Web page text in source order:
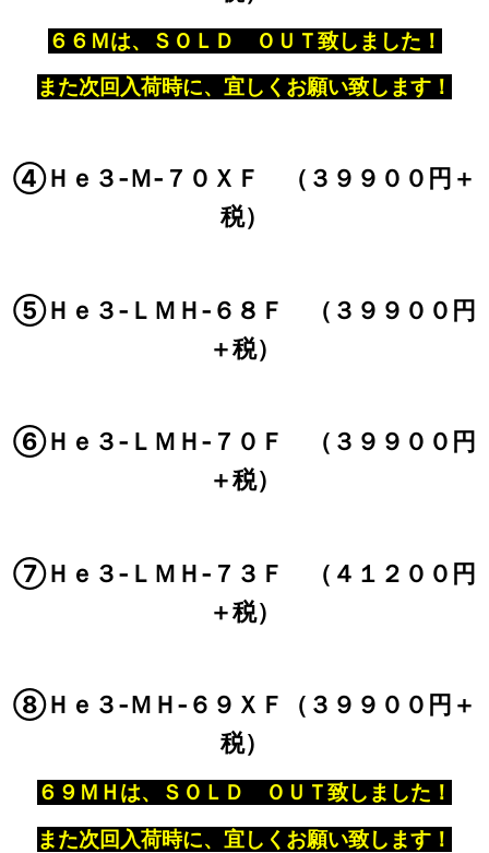
６６Ｍは、ＳＯＬＤ ＯＵＴ致しました！
また次回入荷時に、宜しくお願い致します！
④Ｈｅ３‐Ｍ‐７０ＸＦ （３９９００円＋
税）
⑤Ｈｅ３‐ＬＭＨ‐６８Ｆ （３９９００円
＋税）
⑥Ｈｅ３‐ＬＭＨ‐７０Ｆ （３９９００円
＋税）
⑦Ｈｅ３‐ＬＭＨ‐７３Ｆ （４１２００円
＋税）
⑧Ｈｅ３‐ＭＨ‐６９ＸＦ（３９９００円＋
税）
６９ＭＨは、ＳＯＬＤ ＯＵＴ致しました！
また次回入荷時に、宜しくお願い致します！